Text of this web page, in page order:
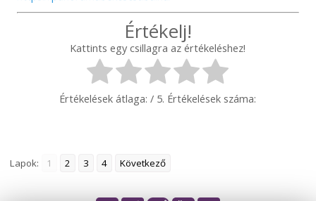
Értékelj!
Kattints egy csillagra az értékeléshez!
Értékelések átlaga:/ 5. Értékelések száma:
Lapok: 1 2 3 4 Következő